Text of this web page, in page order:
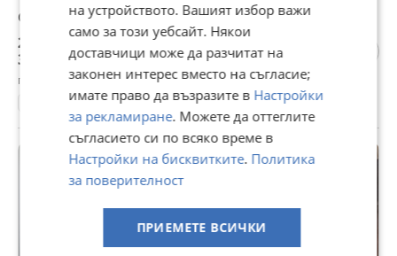
Спалня - бяла с лилава кожена табла
200 €
391,17 лв
гр. Враца, Център, 31 юли
Спални
на устройството. Вашият избор важи
само за този уебсайт. Някои
доставчици може да разчитат на
законен интерес вместо на съгласие;
имате право да възразите в Настройки
за рекламиране. Можете да оттеглите
съгласието си по всяко време в
Настройки на бисквитките. Политика
за поверителност
ПРИЕМЕТЕ ВСИЧКИ